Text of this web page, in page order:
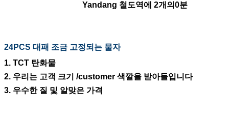
Yandang 철도역에 2개의0분
24PCS 대패 조금 고정되는 물자
1. TCT 탄화물
2. 우리는 고객 크기 /customer 색깔을 받아들입니다
3. 우수한 질 및 알맞은 가격